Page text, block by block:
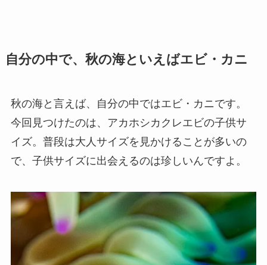
自分の中で、秋の海といえばエビ・カニ
秋の海と言えば、自分の中ではエビ・カニです。
今回見つけたのは、アカホシカクレエビの子供サ
イズ。普段は大人サイズを見かけることが多いの
で、子供サイズに出会えるのは珍しいんですよ。